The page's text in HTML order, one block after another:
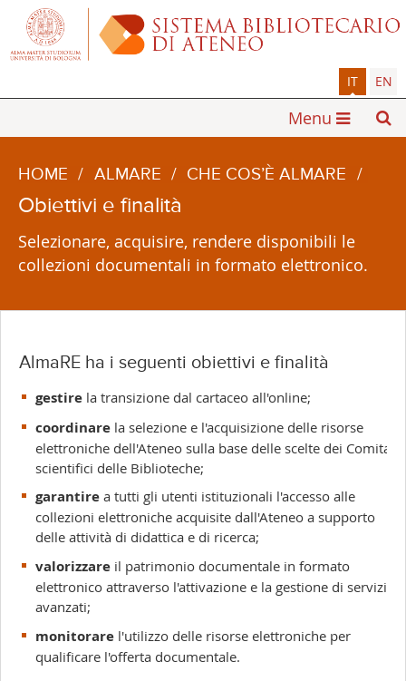
IT EN
Menu
HOME / ALMARE / CHE COS’È ALMARE /
Obiettivi e finalità
Selezionare, acquisire, rendere disponibili le
collezioni documentali in formato elettronico.
AlmaRE ha i seguenti obiettivi e finalità
gestirela transizione dal cartaceo all'online;
coordinarela selezione e l'acquisizione delle risorse
elettroniche dell'Ateneo sulla base delle scelte dei Comitati
scientifici delle Biblioteche;
garantirea tutti gli utenti istituzionali l'accesso alle
collezioni elettroniche acquisite dall'Ateneo a supporto
delle attività di didattica e di ricerca;
valorizzareil patrimonio documentale in formato
elettronico attraverso l'attivazione e la gestione di servizi
avanzati;
monitorarel'utilizzo delle risorse elettroniche per
qualificare l'offerta documentale.